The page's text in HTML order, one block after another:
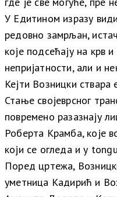
У Едитином изразу
редовно замрљан,
које подсећају на крв
непријатности, али и
Кејти Возницки
Стање својеврсног
повремено разазнају
Роберта Крамба, које
који се огледа и у
Поред цртежа,
уметница Кадирић и